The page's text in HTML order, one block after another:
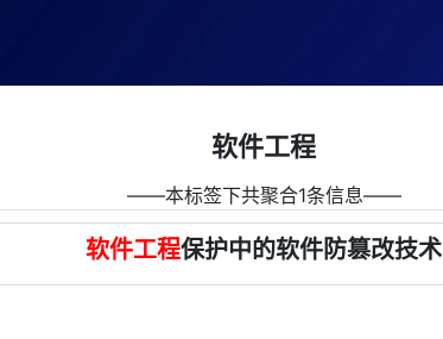
软件工程
――本标签下共聚合1条信息――
软件工程保护中的软件防篡改技术